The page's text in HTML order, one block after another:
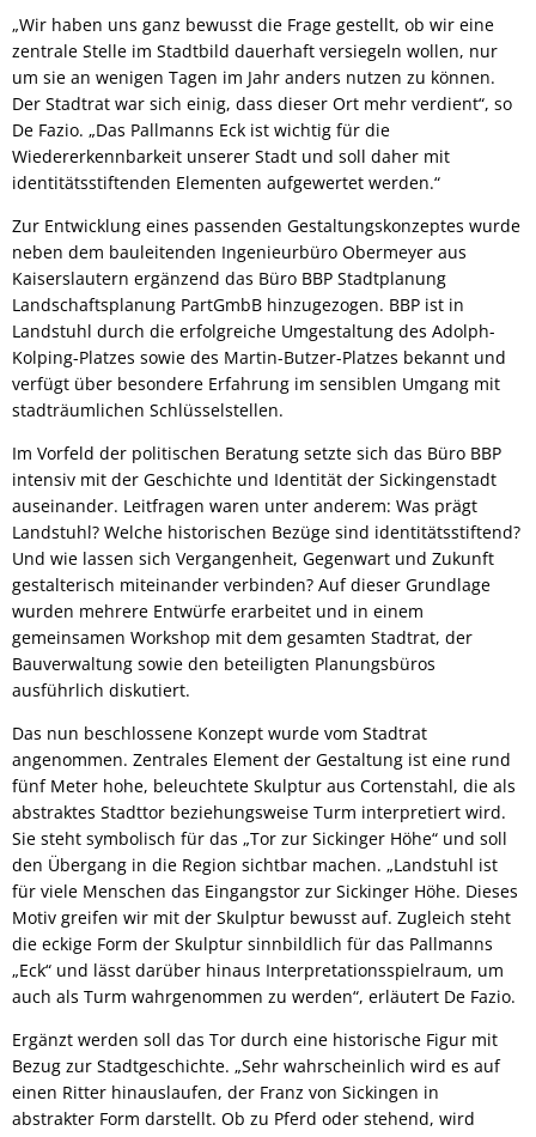
„Wir haben uns ganz bewusst die Frage gestellt, ob wir eine
zentrale Stelle im Stadtbild dauerhaft versiegeln wollen, nur
um sie an wenigen Tagen im Jahr anders nutzen zu können.
Der Stadtrat war sich einig, dass dieser Ort mehr verdient“, so
De Fazio. „Das Pallmanns Eck ist wichtig für die
Wiedererkennbarkeit unserer Stadt und soll daher mit
identitätsstiftenden Elementen aufgewertet werden.“
Zur Entwicklung eines passenden Gestaltungskonzeptes wurde
neben dem bauleitenden Ingenieurbüro Obermeyer aus
Kaiserslautern ergänzend das Büro BBP Stadtplanung
Landschaftsplanung PartGmbB hinzugezogen. BBP ist in
Landstuhl durch die erfolgreiche Umgestaltung des Adolph-
Kolping-Platzes sowie des Martin-Butzer-Platzes bekannt und
verfügt über besondere Erfahrung im sensiblen Umgang mit
stadträumlichen Schlüsselstellen.
Im Vorfeld der politischen Beratung setzte sich das Büro BBP
intensiv mit der Geschichte und Identität der Sickingenstadt
auseinander. Leitfragen waren unter anderem: Was prägt
Landstuhl? Welche historischen Bezüge sind identitätsstiftend?
Und wie lassen sich Vergangenheit, Gegenwart und Zukunft
gestalterisch miteinander verbinden? Auf dieser Grundlage
wurden mehrere Entwürfe erarbeitet und in einem
gemeinsamen Workshop mit dem gesamten Stadtrat, der
Bauverwaltung sowie den beteiligten Planungsbüros
ausführlich diskutiert.
Das nun beschlossene Konzept wurde vom Stadtrat
angenommen. Zentrales Element der Gestaltung ist eine rund
fünf Meter hohe, beleuchtete Skulptur aus Cortenstahl, die als
abstraktes Stadttor beziehungsweise Turm interpretiert wird.
Sie steht symbolisch für das „Tor zur Sickinger Höhe“ und soll
den Übergang in die Region sichtbar machen. „Landstuhl ist
für viele Menschen das Eingangstor zur Sickinger Höhe. Dieses
Motiv greifen wir mit der Skulptur bewusst auf. Zugleich steht
die eckige Form der Skulptur sinnbildlich für das Pallmanns
„Eck“ und lässt darüber hinaus Interpretationsspielraum, um
auch als Turm wahrgenommen zu werden“, erläutert De Fazio.
Ergänzt werden soll das Tor durch eine historische Figur mit
Bezug zur Stadtgeschichte. „Sehr wahrscheinlich wird es auf
einen Ritter hinauslaufen, der Franz von Sickingen in
abstrakter Form darstellt. Ob zu Pferd oder stehend, wird